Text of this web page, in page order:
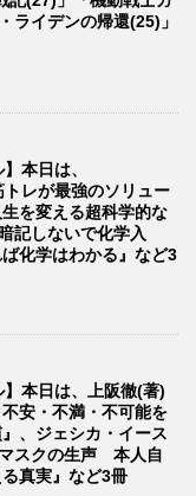
ライデンの帰還(25)」
本日は、
レが最強のソリュー
を変える超科学的な
記しないで化学入
化学はわかる』など3
本日は、上阪徹(著)
安・不満・不可能を
、ジェシカ・イース
スクの生声 本人自
真実』など3冊